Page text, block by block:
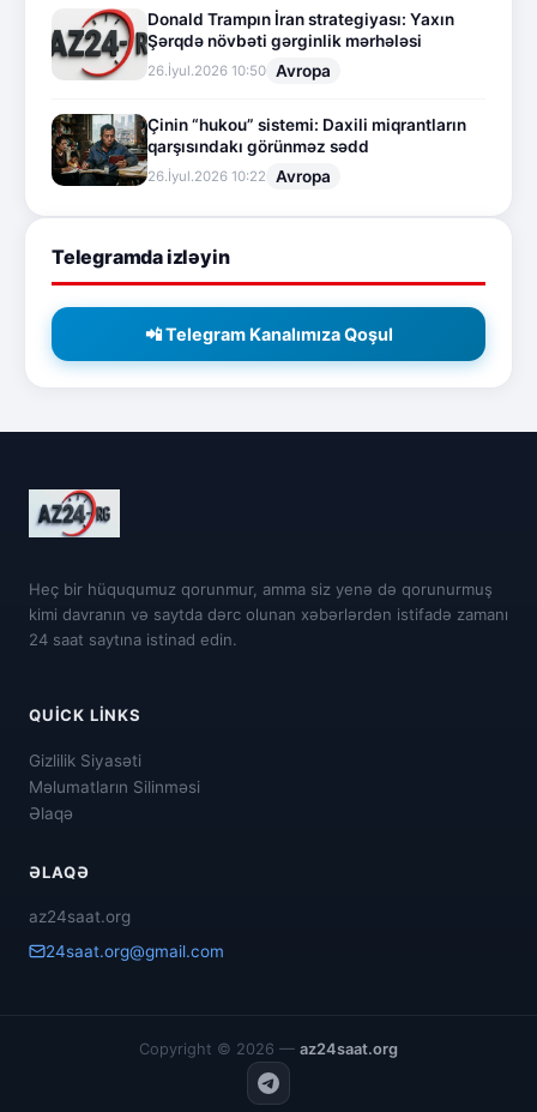
Donald Trampın İran strategiyası: Yaxın
Şərqdə növbəti gərginlik mərhələsi
26.İyul.2026 10:50 Avropa
Çinin “hukou” sistemi: Daxili miqrantların
qarşısındakı görünməz sədd
26.İyul.2026 10:22 Avropa
Telegramda izləyin
📲 Telegram Kanalımıza Qoşul
Heç bir hüququmuz qorunmur, amma siz yenə də qorunurmuş
kimi davranın və saytda dərc olunan xəbərlərdən istifadə zamanı
24 saat saytına istinad edin.
QUICK LINKS
Gizlilik Siyasəti
Məlumatların Silinməsi
Əlaqə
ƏLAQƏ
az24saat.org
24saat.org@gmail.com
Copyright © 2026 — az24saat.org